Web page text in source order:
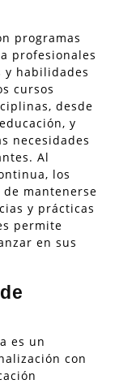
programas
profesionales
y habilidades
cursos
desde
y
necesidades
Al
los
mantenerse
y prácticas
permite
en sus
es un
con